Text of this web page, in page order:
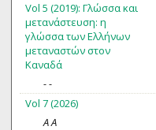
Vol 5 (2019): Γλώσσα και
μετανάστευση: η
γλώσσα των Ελλήνων
μεταναστών στον
Καναδά
- -
Vol 7 (2026)
A A